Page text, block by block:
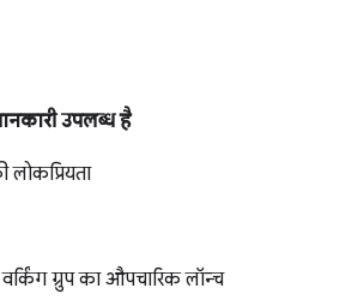
उपलब्ध है
लोकप्रियता
ग्रुप का औपचारिक लॉन्च